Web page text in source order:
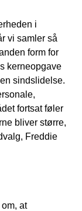
i
vi samler så
form for
kerneopgave
sindslidelse.
fortsat føler
bliver større,
Freddie
at